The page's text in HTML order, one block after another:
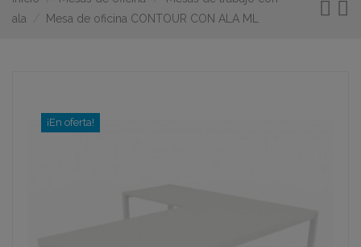
ala
Mesa de oficina CONTOUR CON ALA ML
¡En oferta!